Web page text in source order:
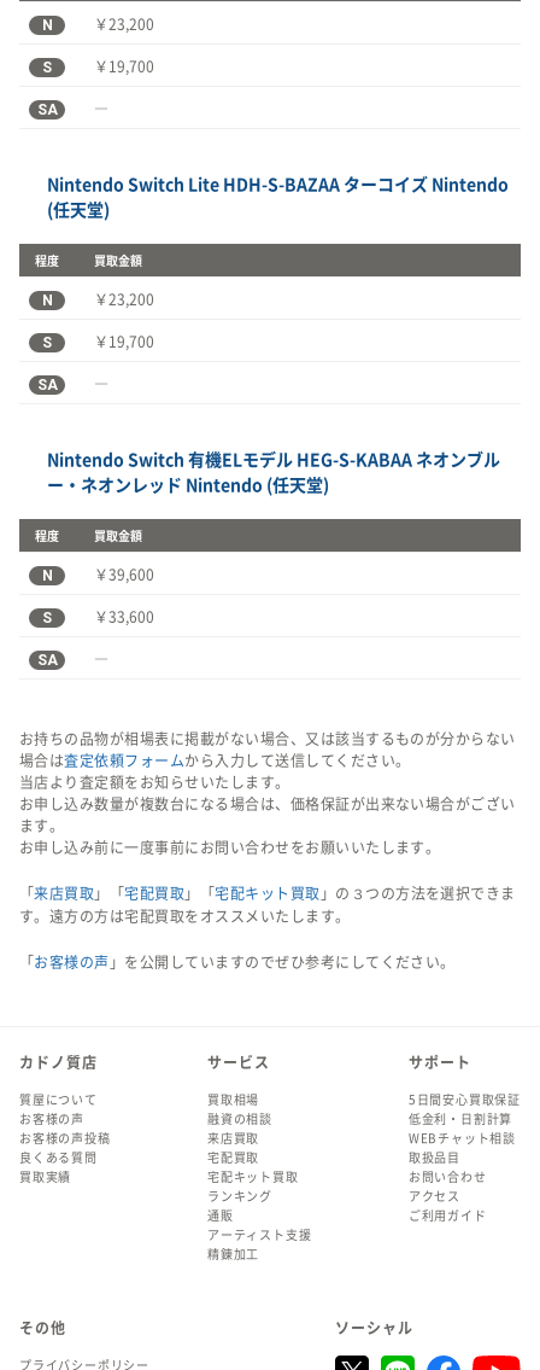
N ￥23,200
S ￥19,700
SA ―
Nintendo Switch Lite HDH-S-BAZAA ターコイズ Nintendo
(任天堂)
程度 買取金額
N ￥23,200
S ￥19,700
SA ―
Nintendo Switch 有機ELモデル HEG-S-KABAA ネオンブル
ー・ネオンレッド Nintendo (任天堂)
程度 買取金額
N ￥39,600
S ￥33,600
SA ―
お持ちの品物が相場表に掲載がない場合、又は該当するものが分からない
場合は査定依頼フォームから入力して送信してください。
当店より査定額をお知らせいたします。
お申し込み数量が複数台になる場合は、価格保証が出来ない場合がござい
ます。
お申し込み前に一度事前にお問い合わせをお願いいたします。
「来店買取 」「宅配買取 」「宅配キット買取 」の３つの方法を選択できま
す。遠方の方は宅配買取をオススメいたします。
「 お客様の声 」を公開していますのでぜひ参考にしてください。
カドノ質店
質屋について
お客様の声
お客様の声投稿
良くある質問
買取実績
サービス
買取相場
融資の相談
来店買取
宅配買取
宅配キット買取
ランキング
通販
アーティスト支援
精錬加工
サポート
5日間安心買取保証
低金利・日割計算
WEBチャット相談
取扱品目
お問い合わせ
アクセス
ご利用ガイド
その他
プライバシーポリシー
ソーシャル